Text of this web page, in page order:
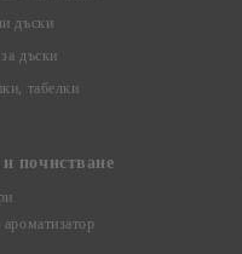
дъски
дъски
табелки
почистване